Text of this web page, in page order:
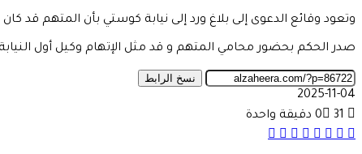
وتعود وقائع الدعوى إلى بلاغ ورد إلى نيابة كوستي بأن المتهم
صدر الحكم بحضور محامي المتهم و قد مثل الإتهام وكيل أول
نسخ الرابط
2025-11-04
0
31
دقيقة واحدة
فيسبوك
‫X
ماسنجر
ماسنجر
واتساب
تيلقرام
مشاركة